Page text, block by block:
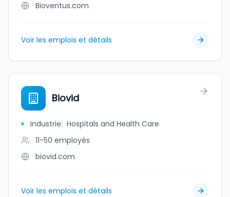
Bioventus.com
Voir les emplois et détails
Biovid
Industrie: Hospitals and Health Care
11-50 employés
biovid.com
Voir les emplois et détails